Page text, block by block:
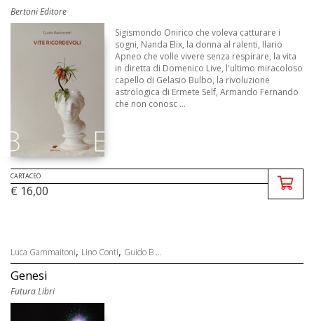
Bertoni Editore
Sigismondo Onirico che voleva catturare i
sogni, Nanda Elix, la donna al ralenti, Ilario
Apneo che volle vivere senza respirare, la vita
in diretta di Domenico Live, l'ultimo miracoloso
capello di Gelasio Bulbo, la rivoluzione
astrologica di Ermete Self, Armando Fernando
che non conosc ...
CARTACEO
€ 16,00
Luca Gammaitoni, Lino Conti, Guido B ...
Genesi
Futura Libri